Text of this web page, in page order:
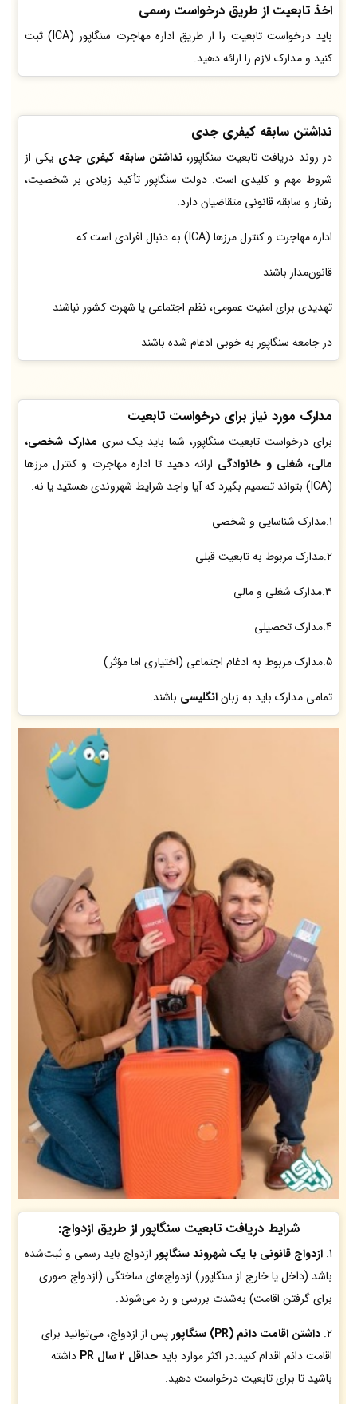
اخذ تابعیت از طریق درخواست رسمی
باید درخواست تابعیت را از طریق اداره مهاجرت سنگاپور (ICA) ثبت
کنید و مدارک لازم را ارائه دهید.
نداشتن سابقه کیفری جدی
در روند دریافت تابعیت سنگاپور، نداشتن سابقه کیفری جدی یکی از
شروط مهم و کلیدی است. دولت سنگاپور تأکید زیادی بر شخصیت،
رفتار و سابقه قانونی متقاضیان دارد.
اداره مهاجرت و کنترل مرزها (ICA) به دنبال افرادی است که
قانون‌مدار باشند
تهدیدی برای امنیت عمومی، نظم اجتماعی یا شهرت کشور نباشند
در جامعه سنگاپور به خوبی ادغام شده باشند
مدارک مورد نیاز برای درخواست تابعیت
برای درخواست تابعیت سنگاپور، شما باید یک سری مدارک شخصی،
مالی، شغلی و خانوادگی ارائه دهید تا اداره مهاجرت و کنترل مرزها
(ICA) بتواند تصمیم بگیرد که آیا واجد شرایط شهروندی هستید یا نه.
1.مدارک شناسایی و شخصی
2.مدارک مربوط به تابعیت قبلی
3.مدارک شغلی و مالی
4.مدارک تحصیلی
5.مدارک مربوط به ادغام اجتماعی (اختیاری اما مؤثر)
تمامی مدارک باید به زبانانگلیسی باشند.
شرایط دریافت تابعیت سنگاپور از طریق ازدواج:
1. ازدواج قانونی با یک شهروند سنگاپور ازدواج باید رسمی و ثبت‌شده
باشد (داخل یا خارج از سنگاپور).ازدواج‌های ساختگی (ازدواج صوری
برای گرفتن اقامت) به‌شدت بررسی و رد می‌شوند.
2. داشتن اقامت دائم (PR) سنگاپور
پس از ازدواج، می‌توانید برای
اقامت دائم اقدام کنید.در اکثر موارد باید حداقل 2 سال PR
داشته
باشید تا برای تابعیت درخواست دهید.